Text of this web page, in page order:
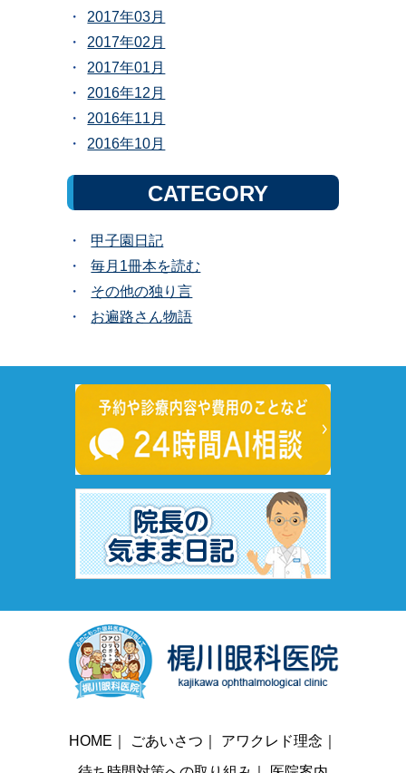
2017年03月
2017年02月
2017年01月
2016年12月
2016年11月
2016年10月
CATEGORY
甲子園日記
毎月1冊本を読む
その他の独り言
お遍路さん物語
HOME ごあいさつ アワクレド理念